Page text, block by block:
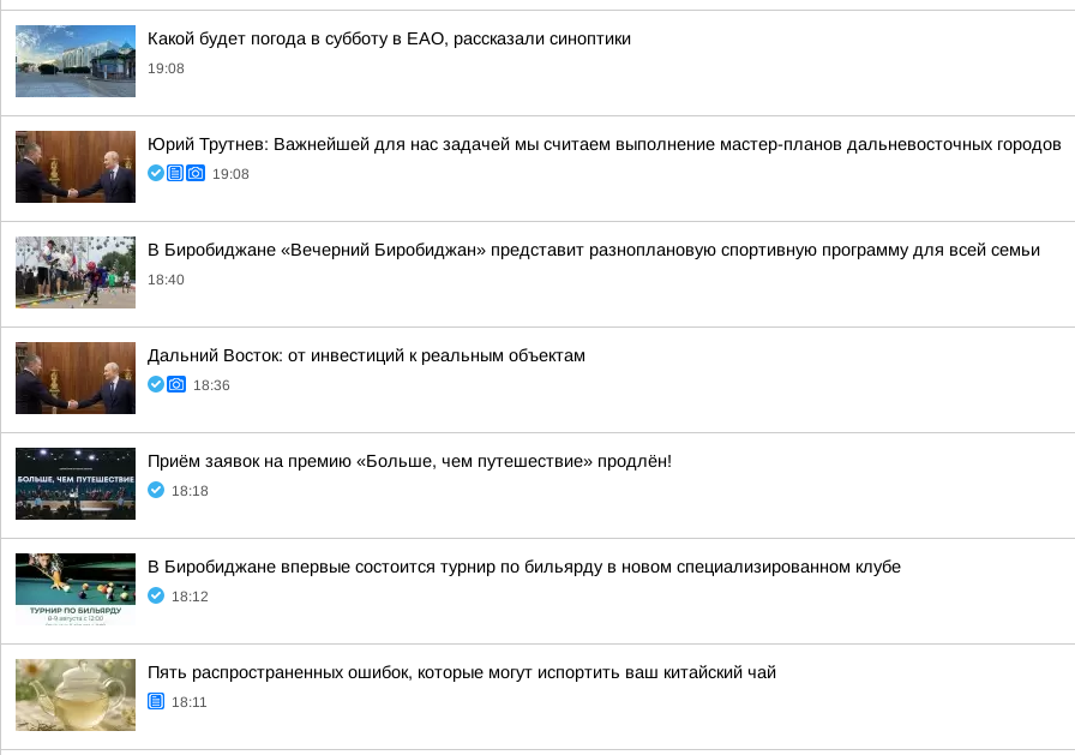
Какой будет погода в субботу в ЕАО, рассказали синоптики
19:08
Юрий Трутнев: Важнейшей для нас задачей мы считаем выполнение мастер-планов дальневосточных городов
19:08
В Биробиджане «Вечерний Биробиджан» представит разноплановую спортивную программу для всей семьи
18:40
Дальний Восток: от инвестиций к реальным объектам
18:36
Приём заявок на премию «Больше, чем путешествие» продлён!
18:18
В Биробиджане впервые состоится турнир по бильярду в новом специализированном клубе
18:12
Пять распространенных ошибок, которые могут испортить ваш китайский чай
18:11